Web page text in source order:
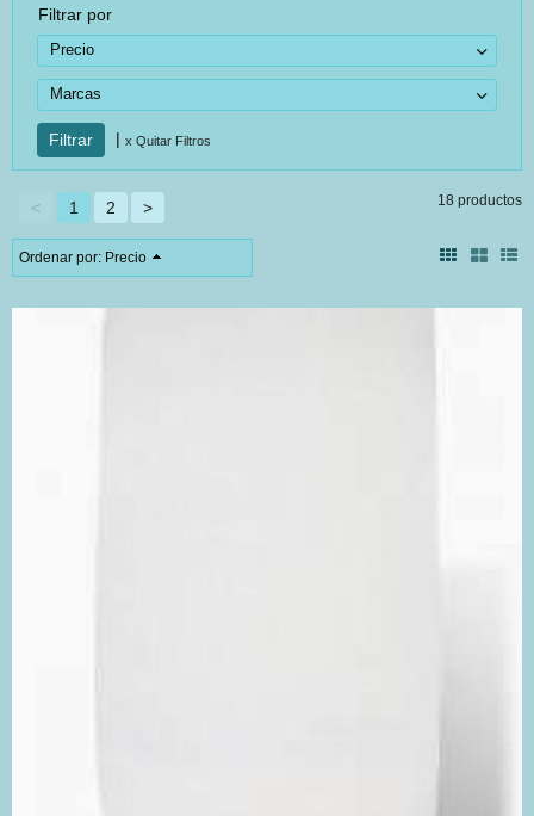
Filtrar por
Precio
Marcas
| x Quitar Filtros
< 1 2 > 18 productos
Ordenar por: Precio